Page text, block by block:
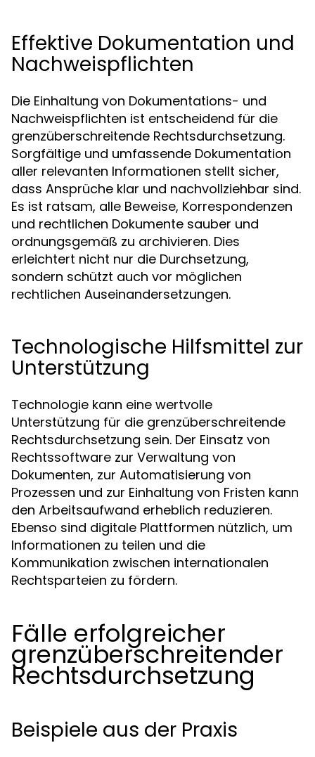
Effektive Dokumentation und
Nachweispflichten
Die Einhaltung von Dokumentations- und
Nachweispflichten ist entscheidend für die
grenzüberschreitende Rechtsdurchsetzung.
Sorgfältige und umfassende Dokumentation
aller relevanten Informationen stellt sicher,
dass Ansprüche klar und nachvollziehbar sind.
Es ist ratsam, alle Beweise, Korrespondenzen
und rechtlichen Dokumente sauber und
ordnungsgemäß zu archivieren. Dies
erleichtert nicht nur die Durchsetzung,
sondern schützt auch vor möglichen
rechtlichen Auseinandersetzungen.
Technologische Hilfsmittel zur
Unterstützung
Technologie kann eine wertvolle
Unterstützung für die grenzüberschreitende
Rechtsdurchsetzung sein. Der Einsatz von
Rechtssoftware zur Verwaltung von
Dokumenten, zur Automatisierung von
Prozessen und zur Einhaltung von Fristen kann
den Arbeitsaufwand erheblich reduzieren.
Ebenso sind digitale Plattformen nützlich, um
Informationen zu teilen und die
Kommunikation zwischen internationalen
Rechtsparteien zu fördern.
Fälle erfolgreicher
grenzüberschreitender
Rechtsdurchsetzung
Beispiele aus der Praxis